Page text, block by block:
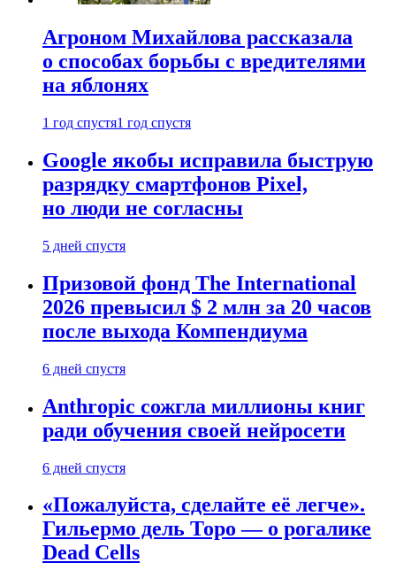
Агроном Михайлова рассказала
о способах борьбы с вредителями
на яблонях
1 год спустя1 год спустя
Google якобы исправила быструю
разрядку смартфонов Pixel,
но люди не согласны
5 дней спустя
Призовой фонд The International
2026 превысил $ 2 млн за 20 часов
после выхода Компендиума
6 дней спустя
Anthropic сожгла миллионы книг
ради обучения своей нейросети
6 дней спустя
«Пожалуйста, сделайте её легче».
Гильермо дель Торо — о рогалике
Dead Cells